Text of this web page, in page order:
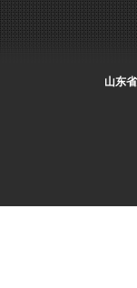
http://www.sdjzsj5y.com
，转载请标明出处！
山东